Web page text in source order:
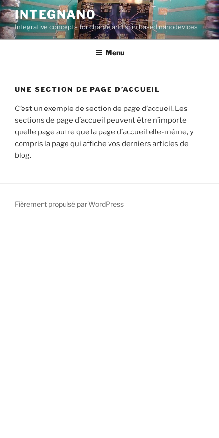
Aller
au
contenu
principal
INTEGNANO
Integrative concepts for charge and spin based nanodevices
Menu
UNE SECTION DE PAGE D’ACCUEIL
C’est un exemple de section de page d’accueil. Les
sections de page d’accueil peuvent être n’importe
quelle page autre que la page d’accueil elle-même, y
compris la page qui affiche vos derniers articles de
blog.
Fièrement propulsé par WordPress